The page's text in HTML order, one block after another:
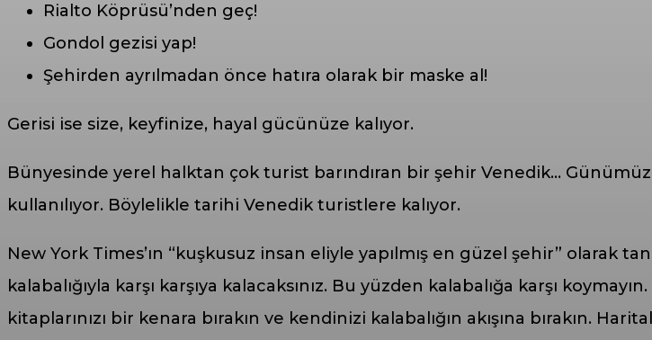
Rialto Köprüsü’nden geç!
Gondol gezisi yap!
Şehirden ayrılmadan önce hatıra olarak bir maske al!
Gerisi ise size, keyfinize, hayal gücünüze kalıyor.
Bünyesinde yerel halktan çok turist barındıran bir şehir Venedik…
kullanılıyor. Böylelikle tarihi Venedik turistlere kalıyor.
New York Times’ın “kuşkusuz insan eliyle yapılmış en güzel şehir” olarak
kalabalığıyla karşı karşıya kalacaksınız. Bu yüzden kalabalığa karşı
kitaplarınızı bir kenara bırakın ve kendinizi kalabalığın akışına bırakın.